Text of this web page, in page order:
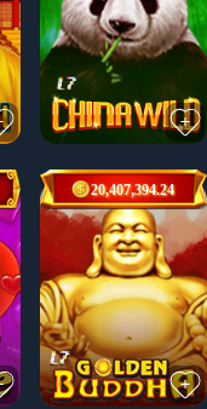
20,407,394.24